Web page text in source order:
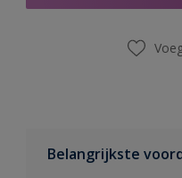
Belangrijkste